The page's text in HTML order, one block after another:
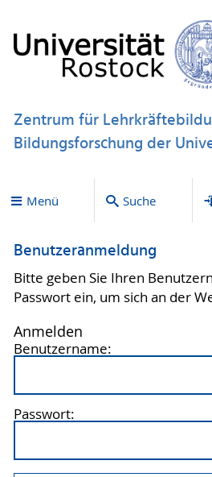
Zentrum für
Bildungsforschung der
Menü Suche
Benutzeranmeldung
Bitte geben Sie Ihren
Passwort ein, um sich an der
Anmelden
Benutzername:
Passwort: